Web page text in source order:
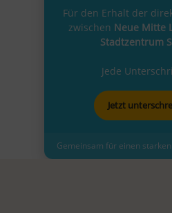
Für den Erhalt der
zwischen Neue Mitte
Stadtzentrum
Jede
Jetzt
Gemeinsam für einen